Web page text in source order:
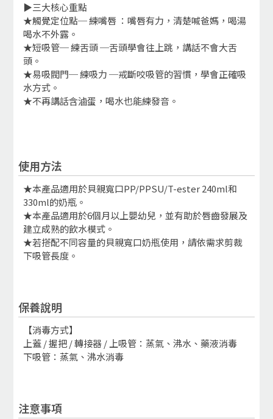
▶三大核心重點
★觸覺定位點─ 練嘴唇 ：嘴唇有力，清楚喊爸媽，喝湯
喝水不外露。
★短吸管─ 練舌頭 ─舌頭學會往上跳，講話不會大舌
頭。
★易吸閥門─ 練吸力 ─戒斷咬吸管的習慣，學會正確吸
水方式。
★不再講話含滷蛋，喝水也能練發音。
使用方法
★本產品適用於貝親寬口PP/PPSU/T-ester 240ml和
330ml的奶瓶。
★本產品適用於6個月以上嬰幼兒，並有助於唇齒發展及
建立成熟的飲水模式。
★若搭配不同容量的貝親寬口奶瓶使用，請依需求剪裁
下吸管長度。
保養說明
【消毒方式】
上蓋 / 握把 / 轉接器 / 上吸管：蒸氣、沸水、藥液消毒
下吸管：蒸氣、沸水消毒
注意事項